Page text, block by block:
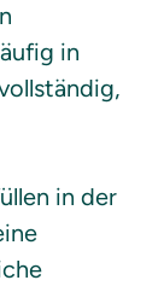
in
in der